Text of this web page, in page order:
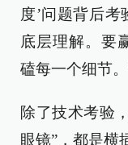
度’问题背后
底层理解。要
磕每一个细节。
除了技术考验
眼镜”，都是横